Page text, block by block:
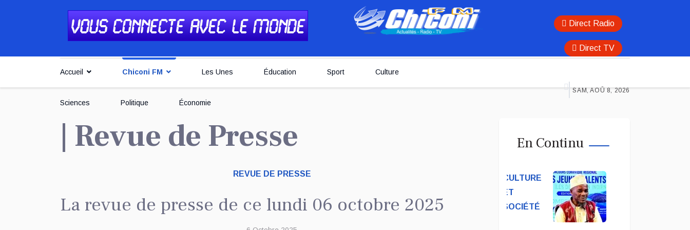
Direct Radio
Direct TV
Accueil Chiconi FM Les Unes Éducation Sport Culture
Sciences Politique Économie
SAM, AOÛ 8, 2026
| Revue de Presse
REVUE DE PRESSE
La revue de presse de ce lundi 06 octobre 2025
En Continu
CULTURE
ET
SOCIÉTÉ